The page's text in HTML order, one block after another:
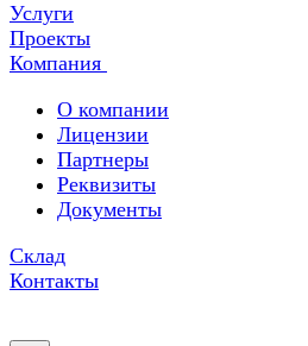
Услуги
Проекты
Компания
О компании
Лицензии
Партнеры
Реквизиты
Документы
Склад
Контакты